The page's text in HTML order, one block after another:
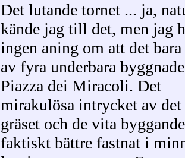
Det lutande tornet ... ja,
kände jag till det, men jag
ingen aning om att det
av fyra underbara
Piazza dei Miracoli. Det
mirakulösa intrycket av det
gräset och de vita
faktiskt bättre fastnat i